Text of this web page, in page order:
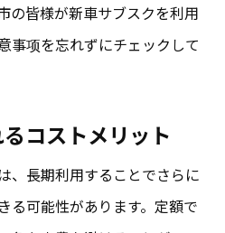
の皆様が新車サブスクを利用
事项を忘れずにチェックして
コストメリット
、長期利用することでさらに
る可能性があります。定額で